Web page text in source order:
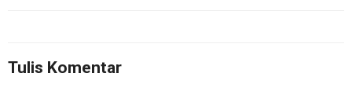
Tulis Komentar